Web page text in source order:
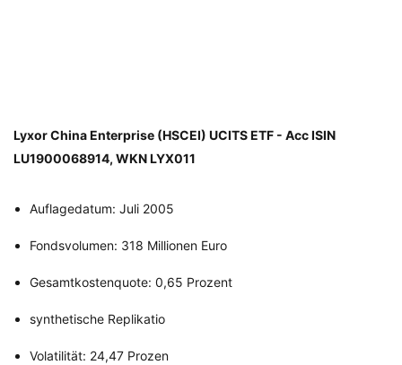
Lyxor China Enterprise (HSCEI) UCITS ETF - Acc ISIN
LU1900068914, WKN LYX011
Auflagedatum: Juli 2005
Fondsvolumen: 318 Millionen Euro
Gesamtkostenquote: 0,65 Prozent
synthetische Replikatio
Volatilität: 24,47 Prozen